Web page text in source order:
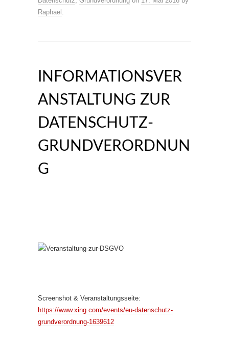
Raphael .
INFORMATIONSVER
ANSTALTUNG ZUR
DATENSCHUTZ-
GRUNDVERORDNUN
G
Screenshot & Veranstaltungsseite:
https://www.xing.com/events/eu-datenschutz-
grundverordnung-1639612